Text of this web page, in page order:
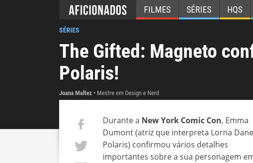
FILMES SÉRIES HQS
SÉRIES
The Gifted: Magneto
Polaris!
Joana Maltez Mestre em Design e Nerd
Durante a New York Comic Con, Emma
Dumont (atriz que interpreta Lorna
Polaris) confirmou vários detalhes
importantes sobre a sua personagem